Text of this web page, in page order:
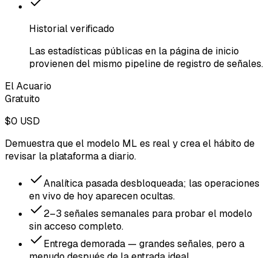
Historial verificado
Las estadísticas públicas en la página de inicio
provienen del mismo pipeline de registro de señales.
El Acuario
Gratuito
$0 USD
Demuestra que el modelo ML es real y crea el hábito de
revisar la plataforma a diario.
Analítica pasada desbloqueada; las operaciones
en vivo de hoy aparecen ocultas.
2–3 señales semanales para probar el modelo
sin acceso completo.
Entrega demorada — grandes señales, pero a